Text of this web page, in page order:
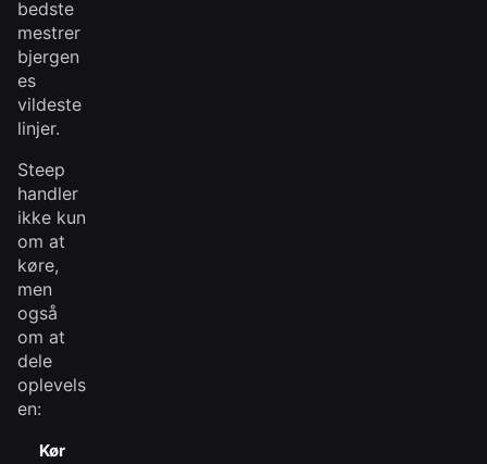
bedste
mestrer
bjergen
es
vildeste
linjer.
Steep
handler
ikke kun
om at
køre,
men
også
om at
dele
oplevels
en:
Kør